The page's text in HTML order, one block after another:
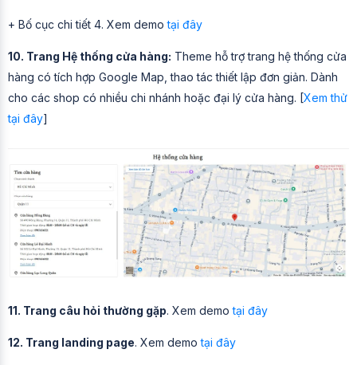
+ Bố cục chi tiết 4. Xem demotại đây
10. Trang Hệ thống cửa hàng: Theme hỗ trợ trang hệ thống cửa
hàng có tích hợp Google Map, thao tác thiết lập đơn giản. Dành
cho các shop có nhiều chi nhánh hoặc đại lý cửa hàng. [Xem thử
tại đây]
11. Trang câu hỏi thường gặp. Xem demotại đây
12. Trang landing page. Xem demotại đây